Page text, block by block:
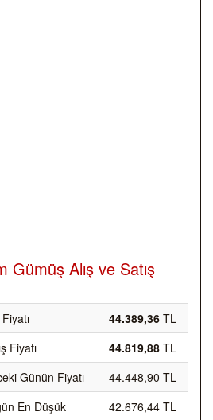
Gümüş Alış ve Satış
44.389,36 TL
Fiyatı
44.819,88 TL
Günün Fiyatı
44.448,90 TL
En Düşük
42.676,44 TL